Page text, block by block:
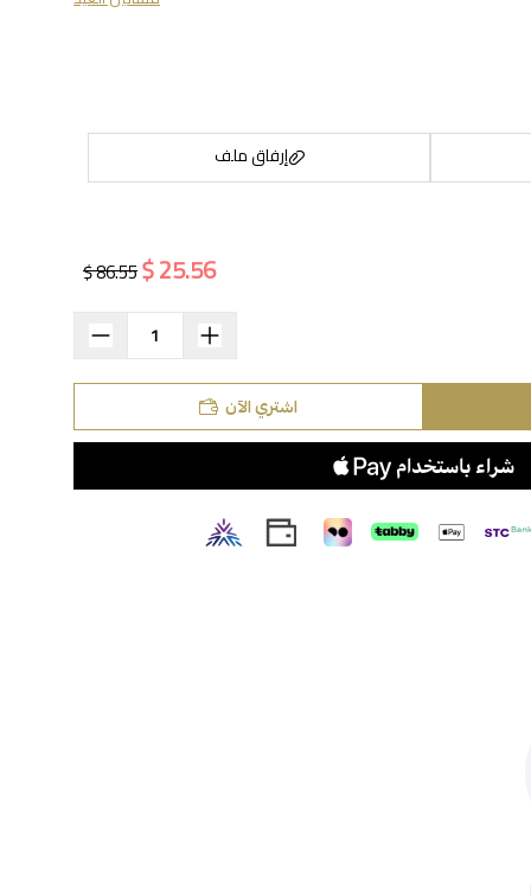
إرفاق ملف
25.56 $
86.55 $
اشتري الآن